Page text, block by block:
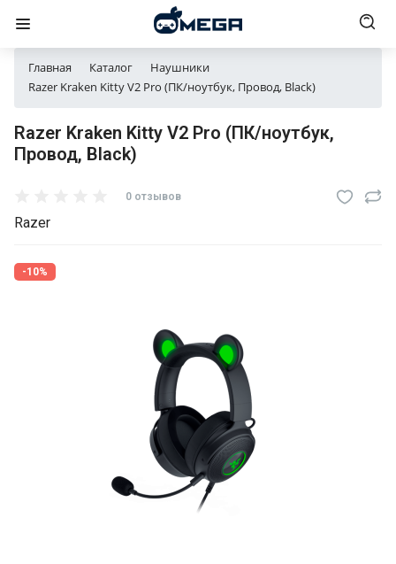
Главная Каталог
Наушники
Razer Kraken Kitty V2 Pro (ПК/ноутбук, Провод, Black)
Razer Kraken Kitty V2 Pro (ПК/ноутбук,
Провод, Black)
0 отзывов
Razer
-10%